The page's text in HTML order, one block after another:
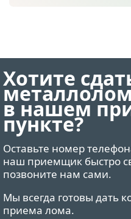
Хотите
в нашем
пункте?
Оставьте номер
наш приемщик быстро
позвоните нам сами.
Мы всегда готовы дать
приема лома.